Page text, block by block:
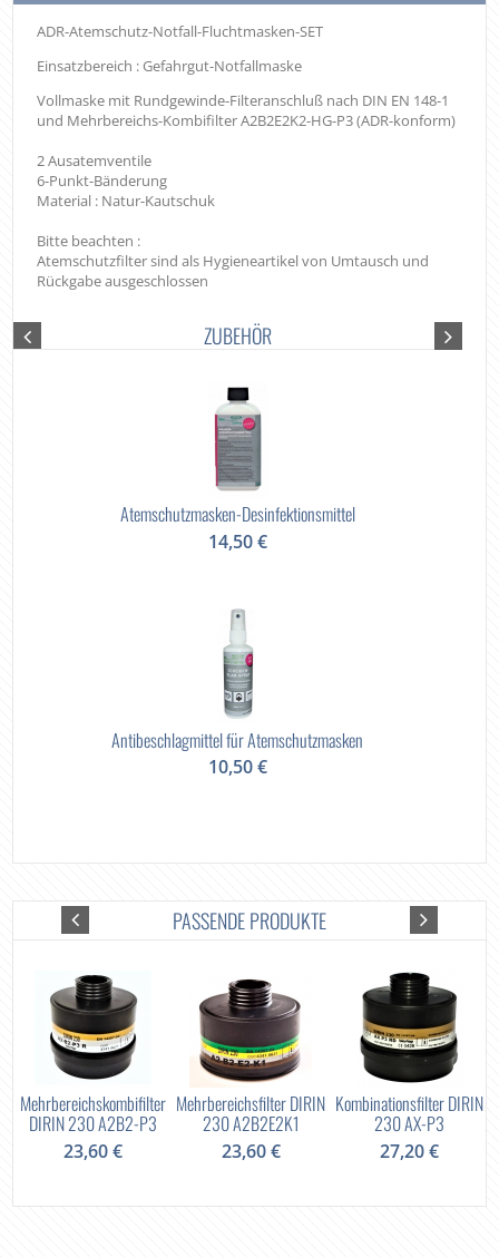
ADR-Atemschutz-Notfall-Fluchtmasken-SET
Einsatzbereich : Gefahrgut-Notfallmaske
Vollmaske mit Rundgewinde-Filteranschluß nach DIN EN 148-1
und Mehrbereichs-Kombifilter A2B2E2K2-HG-P3 (ADR-konform)
2 Ausatemventile
6-Punkt-Bänderung
Material : Natur-Kautschuk
Bitte beachten :
Atemschutzfilter sind als Hygieneartikel von Umtausch und
Rückgabe ausgeschlossen
ZUBEHÖR
Atemschutzmasken-Desinfektionsmittel
14,50 €
Antibeschlagmittel für Atemschutzmasken
10,50 €
PASSENDE PRODUKTE
Mehrbereichskombifilter
DIRIN 230 A2B2-P3
23,60 €
Mehrbereichsfilter DIRIN
230 A2B2E2K1
23,60 €
Kombinationsfilter DIRIN
230 AX-P3
27,20 €